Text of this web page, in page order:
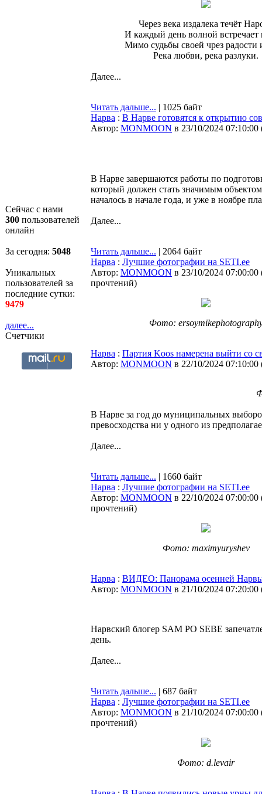
Сейчас с нами
300 пользователей
онлайн
За сегодня: 5048
Уникальных
пользователей за
последние сутки:
9479
далее...
Счетчики
Через века издалека течёт
И каждый день волной встречает
Мимо судьбы своей чрез радости
Река любви, река разлуки.
Далее...
Читать дальше... | 1025 байт
Нарва : В Нарве готовятся к открытию
Автор: MONMOON в 23/10/2024 07:10:00
В Нарве завершаются работы по
который должен стать значимым
началось в начале года, и уже в ноябре
Далее...
Читать дальше... | 2064 байт
Нарва : Лучшие фотографии на SETI.ee
Автор: MONMOON в 23/10/2024 07:00:00
прочтений)
Фото:
Нарва : Партия Koos намерена выйти со
Автор: MONMOON в 22/10/2024 07:10:00
В Нарве за год до муниципальных
превосходства ни у одного из
Далее...
Читать дальше... | 1660 байт
Нарва : Лучшие фотографии на SETI.ee
Автор: MONMOON в 22/10/2024 07:00:00
прочтений)
Фото: maximyuryshev
Нарва : ВИДЕО: Панорама осенней
Автор: MONMOON в 21/10/2024 07:20:00
Нарвский блогер SAM PO SEBE
день.
Далее...
Читать дальше... | 687 байт
Нарва : Лучшие фотографии на SETI.ee
Автор: MONMOON в 21/10/2024 07:00:00
прочтений)
Фото: d.levair